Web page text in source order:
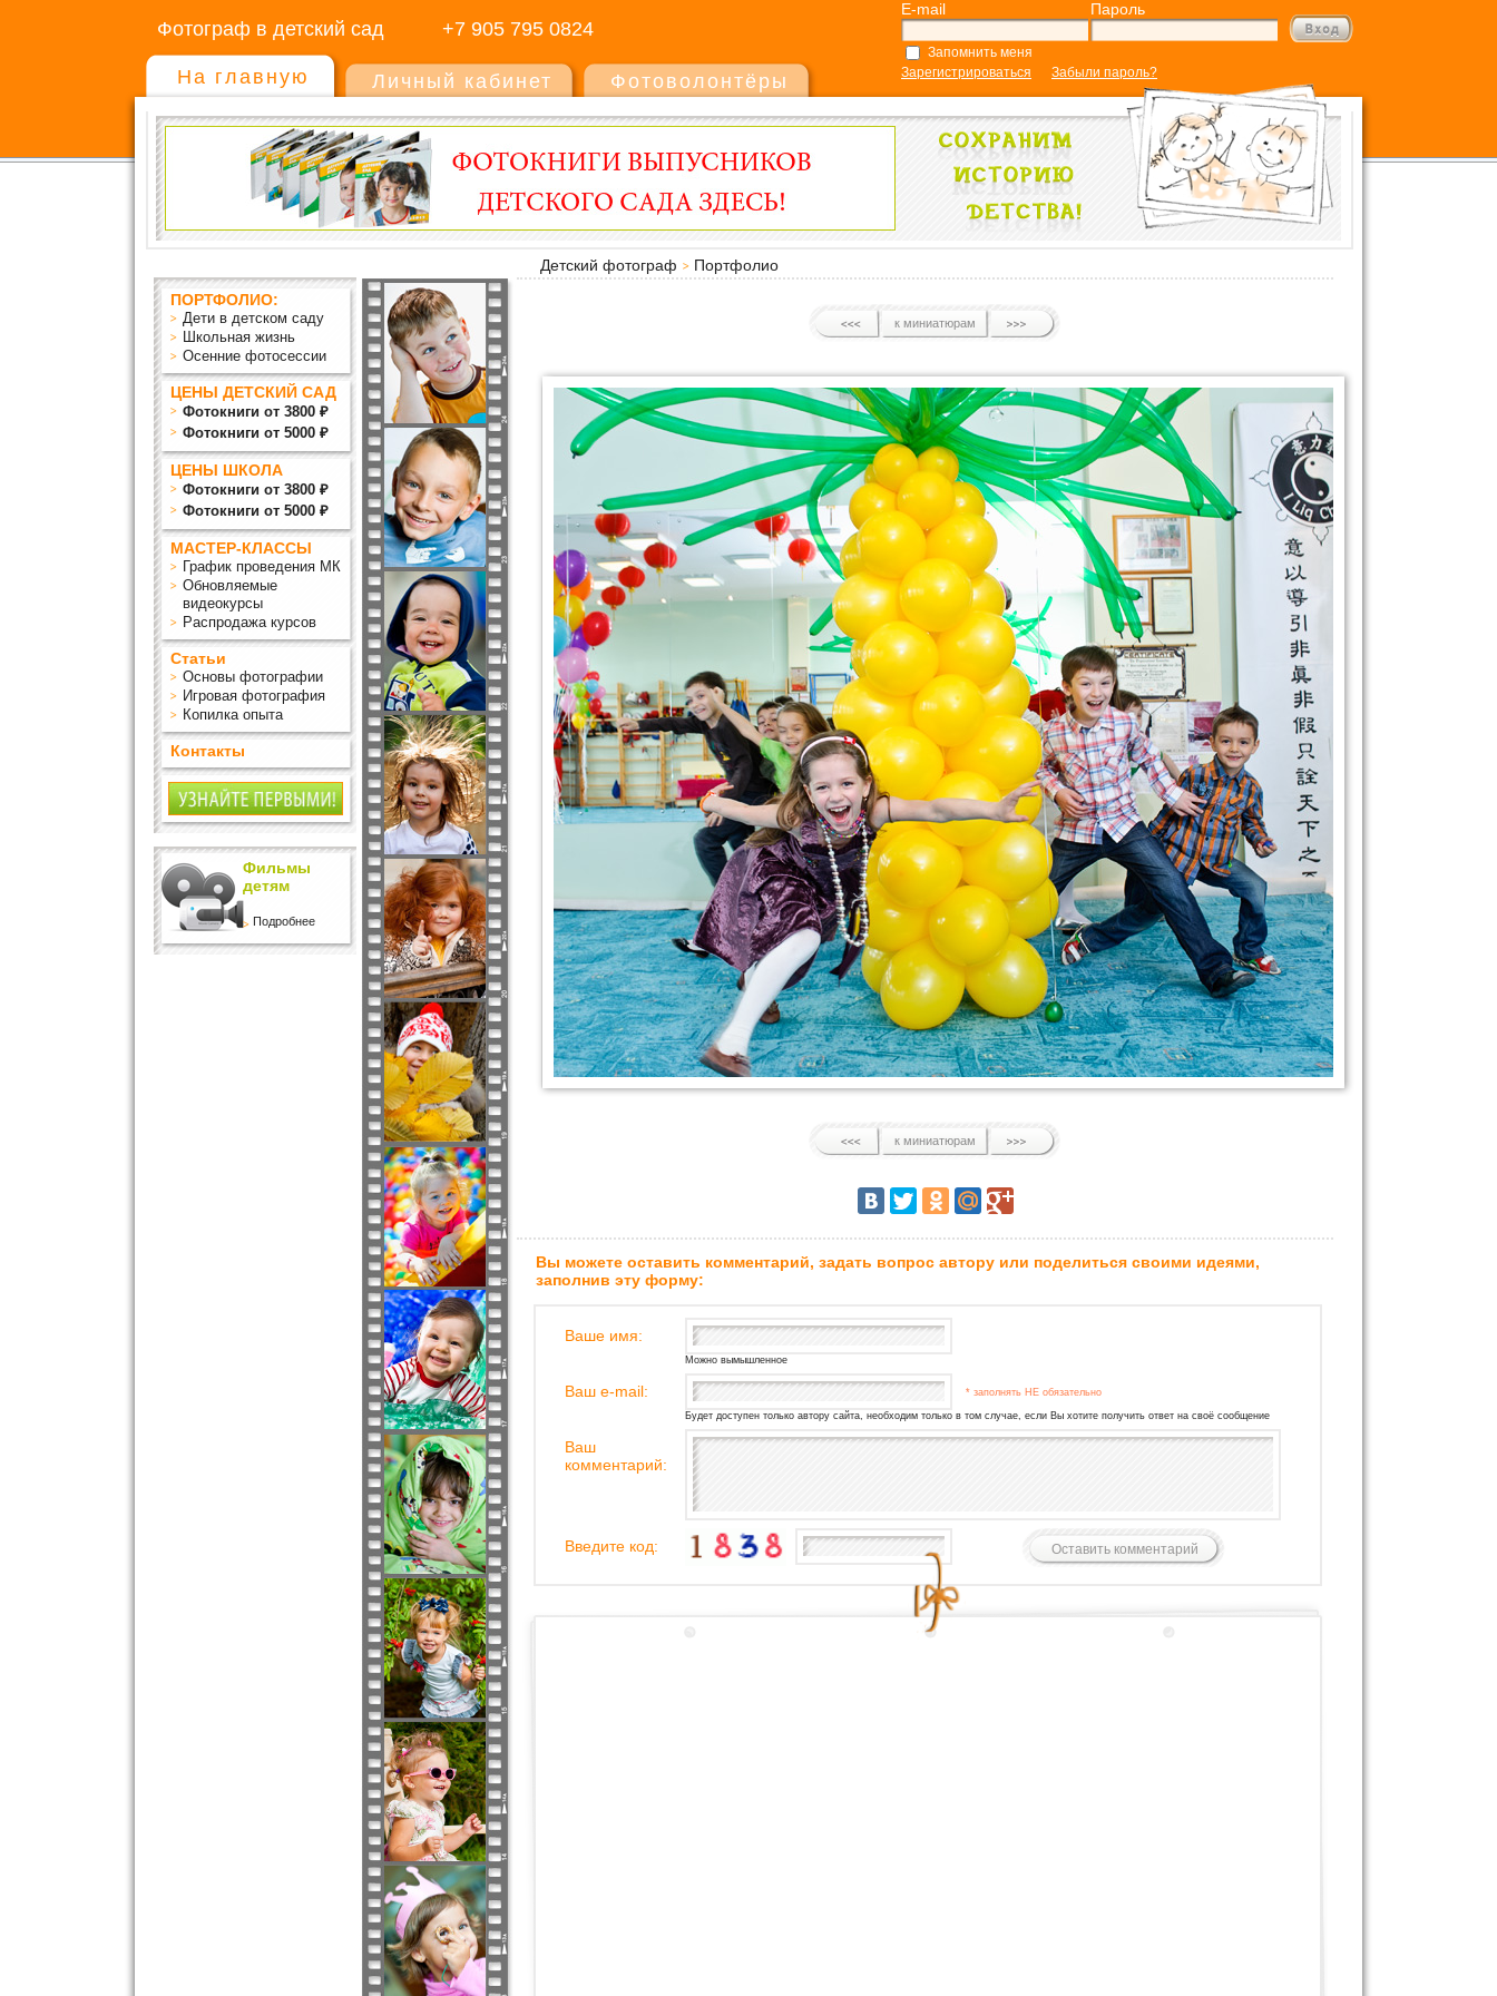
Фотограф в детский сад +7 905 795 0824
E-mail Пароль
Запомнить меня
Зарегистрироваться
Забыли пароль?
На главную Личный кабинет Фотоволонтёры
Детский фотограф
Портфолио
ПОРТФОЛИО:
Дети в детском саду
Школьная жизнь
Осенние фотосессии
ЦЕНЫ ДЕТСКИЙ САД
Фотокниги от 3800 ₽
Фотокниги от 5000 ₽
ЦЕНЫ ШКОЛА
Фотокниги от 3800 ₽
Фотокниги от 5000 ₽
МАСТЕР-КЛАССЫ
График проведения МК
Обновляемые
видеокурсы
Распродажа курсов
Статьи
Основы фотографии
Игровая фотография
Копилка опыта
Контакты
Фильмы
детям
Подробнее
к миниатюрам
к миниатюрам
Вы можете оставить комментарий, задать вопрос автору или поделиться своими идеями,
заполнив эту форму:
Ваше имя:
Можно вымышленное
Ваш e-mail: * заполнять НЕ обязательно
Будет доступен только автору сайта, необходим только в том случае, если Вы хотите получить ответ на своё сообщение
Ваш
комментарий:
Введите код: